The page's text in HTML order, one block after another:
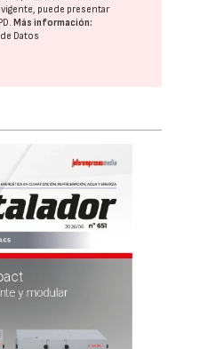
vigente, puede presentar
.Más información:
Datos